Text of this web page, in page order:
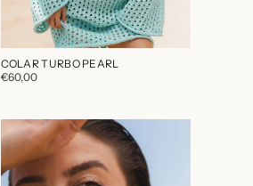
COLAR TURBO PEARL
€60,00